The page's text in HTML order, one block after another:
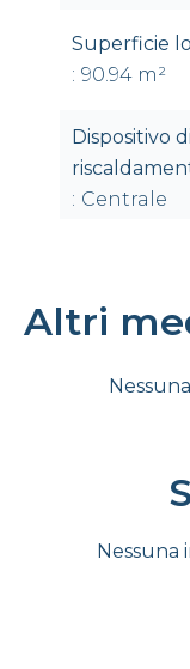
Superficie
90.94 m²
Dispositivo di
Centrale
Altri
Nessuna